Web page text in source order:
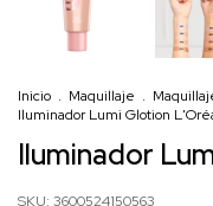
Inicio . Maquillaje .
Iluminador Lumi Glotion
Iluminador
SKU: 3600524150563